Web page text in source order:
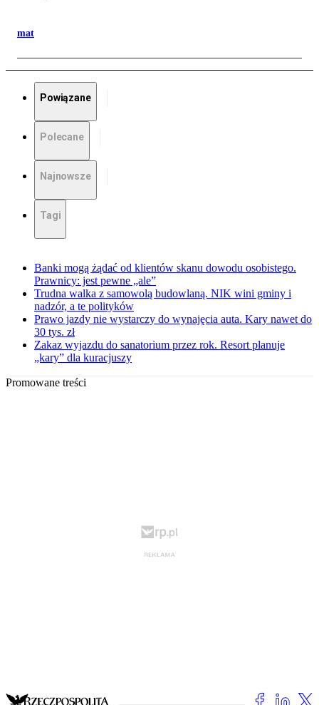
mat
Powiązane
Polecane
Najnowsze
Tagi
Banki mogą żądać od klientów skanu dowodu osobistego.
Prawnicy: jest pewne „ale”
Trudna walka z samowolą budowlaną. NIK wini gminy i
nadzór, a te polityków
Prawo jazdy nie wystarczy do wynajęcia auta. Kary nawet do
30 tys. zł
Zakaz wyjazdu do sanatorium przez rok. Resort planuje
„kary” dla kuracjuszy
Promowane treści